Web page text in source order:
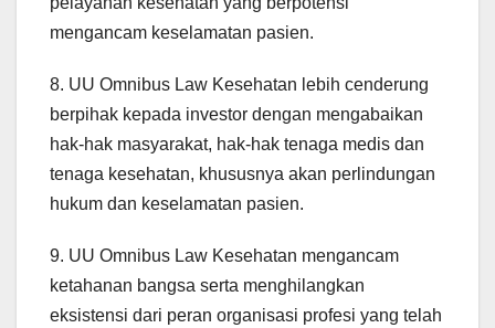
mengancam keselamatan pasien.
8. UU Omnibus Law Kesehatan lebih cenderung
berpihak kepada investor dengan mengabaikan
hak-hak masyarakat, hak-hak tenaga medis dan
tenaga kesehatan, khususnya akan perlindungan
hukum dan keselamatan pasien.
9. UU Omnibus Law Kesehatan mengancam
ketahanan bangsa serta menghilangkan
eksistensi dari peran organisasi profesi yang telah